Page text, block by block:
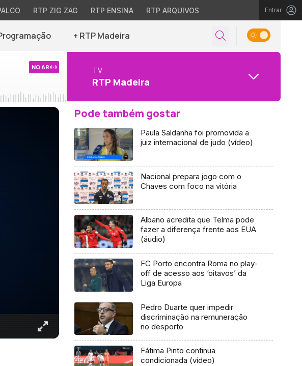
RTP ZIG ZAG RTP ENSINA RTP ARQUIVOS Entrar
+ RTP Madeira
NO AR TV
RTP Madeira
Pode também gostar
Paula Saldanha foi promovida a
juiz internacional de judo (vídeo)
Nacional prepara jogo com o
Chaves com foco na vitória
Albano acredita que Telma pode
fazer a diferença frente aos EUA
(áudio)
FC Porto encontra Roma no play-
off de acesso aos ‘oitavos’ da
Liga Europa
Pedro Duarte quer impedir
discriminação na remuneração
no desporto
Fátima Pinto continua
condicionada (vídeo)